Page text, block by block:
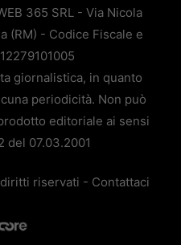
365 SRL - Via Nicola
(RM) - Codice Fiscale e
giornalistica, in quanto
periodicità. Non può
editoriale ai sensi
del 07.03.2001
riservati - Contattaci